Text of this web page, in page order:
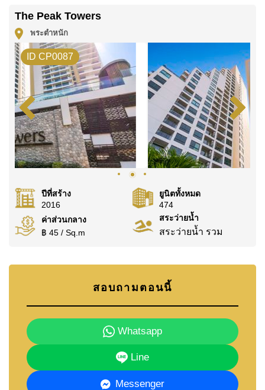
ติดต่อ Cornerstone Real Estate โทร +6638411250
หรือ อีเมล
WhatsApp ของสำนักงาน:
@cornerstonepattaya
The Peak Towers
พระตำหนัก
ID CP0087
ปีที่สร้าง
2016
ยูนิตทั้งหมด
474
ค่าส่วนกลาง
฿ 45 / Sq.m
สระว่ายน้ำ
สระว่ายน้ำ รวม
สอบถามตอนนี้
Whatsapp
Line
Messenger